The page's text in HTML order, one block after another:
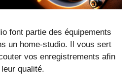
font partie des équipements
un home-studio. Il vous sert
vos enregistrements afin
qualité.